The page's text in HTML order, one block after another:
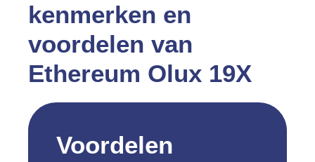
kenmerken en
voordelen van
Ethereum Olux 19X
Voordelen